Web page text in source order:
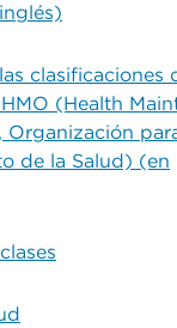
clasificaciones
(Health
Organización
de la Salud) (en